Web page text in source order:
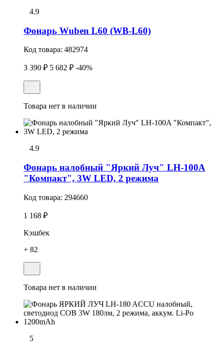
4.9
Фонарь Wuben L60 (WB-L60)
Код товара: 482974
3 390 ₽ 5 682 ₽ -40%
Товара нет в наличии
4.9
Фонарь налобный "Яркий Луч" LH-100A
"Компакт", 3W LED, 2 режима
Код товара: 294660
1 168 ₽
Кэшбек
+ 82
Товара нет в наличии
5